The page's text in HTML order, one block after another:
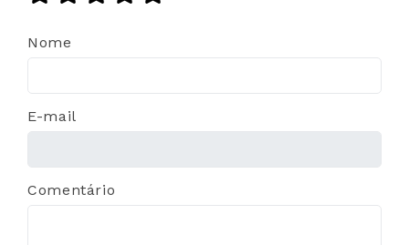
Nome
E-mail
Comentário